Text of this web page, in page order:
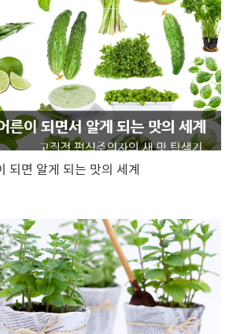
되면 알게 되는 맛의 세계